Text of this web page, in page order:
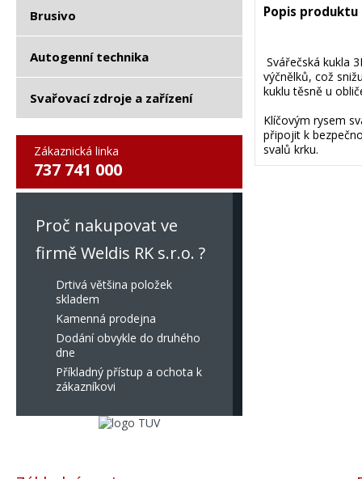
Brusivo
Autogenní technika
Svařovací zdroje a zařízení
Zákaznická linka
737 741 000
Proč nakupovat ve
firmě Weldis RK s.r.o. ?
Drtivá většina položek
skladem
Kamenná prodejna
Dodání obvykle do druhého
dne
Příkladný přístup a ochota k
zákazníkovi
Popis produktu
Svářečská kukla
výčnělků, což
kuklu těsně u
Klíčovým rysem
připojit k
svalů krku.